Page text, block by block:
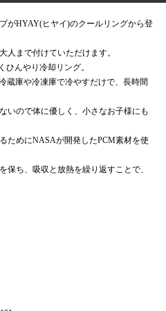
がHYAY(ヒヤイ)のクールリングから登
人まで付けていただけます。
んやり冷却リング。
蔵庫や冷凍庫で冷やすだけで、長時間
いので体に優しく、小さなお子様にも
ためにNASAが開発したPCM素材を使
保ち、吸収と放熱を繰り返すことで、